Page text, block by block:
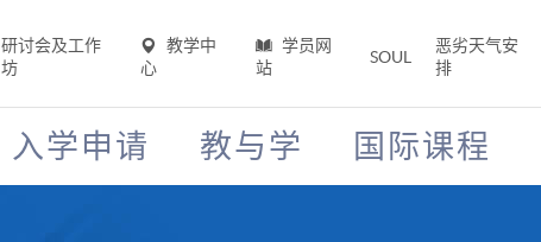
研讨会及工作
坊
教学中
心
学员网
站
SOUL
恶劣天气安
排
入学申请 教与学 国际课程